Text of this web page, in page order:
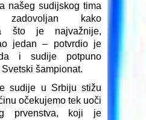
našeg sudijskog tima
kako
što je najvažnije,
jedan – potvrdio je
i sudije potpuno
šampionat.
sudije u Srbiju stižu
očekujemo tek uoči
prvenstva, koji je